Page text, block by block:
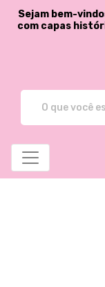
Sejam bem-
com capas